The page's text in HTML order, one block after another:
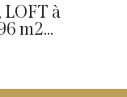
à
m2...